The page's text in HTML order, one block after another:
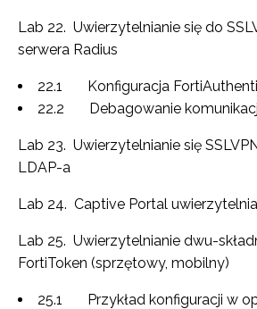
Lab 22. Uwierzytelnianie się do
serwera Radius
22.1 Konfiguracja
22.2 Debagowanie
Lab 23. Uwierzytelnianie się
LDAP-a
Lab 24. Captive Portal
Lab 25. Uwierzytelnianie dwu-
FortiToken (sprzętowy, mobilny)
25.1 Przykład konfiguracji w